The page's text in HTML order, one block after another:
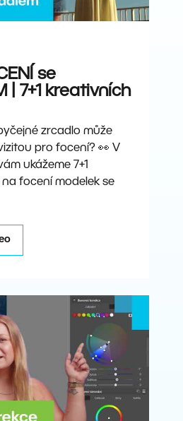
se
| 7+1 kreativních
zrcadlo může
pro focení? 👀 V
ukážeme 7+1
focení modelek se